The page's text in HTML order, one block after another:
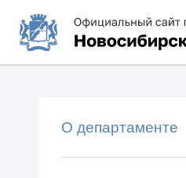
О департаменте